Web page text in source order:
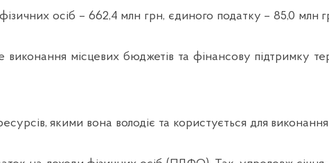
осіб – 662,4 млн грн, єдиного податку – 85,0 млн
місцевих бюджетів та фінансову підтримку
якими вона володіє та користується для